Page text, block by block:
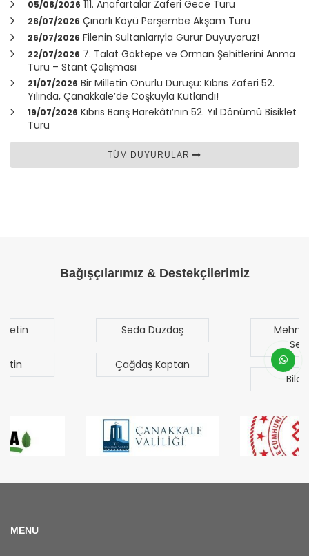
05/08/2026 111. Anafartalar Zaferi Gece Turu
28/07/2026 Çınarlı Köyü Perşembe Akşam Turu
26/07/2026 Filenin Sultanlarıyla Gurur Duyuyoruz!
22/07/2026 7. Talat Göktepe ve Orman Şehitlerini Anma
Turu – Stant Çalışması
21/07/2026 Bir Milletin Onurlu Duruşu: Kıbrıs Zaferi 52.
Yılında, Çanakkale’de Coşkuyla Kutlandı!
19/07/2026 Kıbrıs Barış Harekâtı’nın 52. Yıl Dönümü Bisiklet
Turu
TÜM DUYURULAR
Bağışçılarımız & Destekçilerimiz
Çağdaş Kaptan
MENU